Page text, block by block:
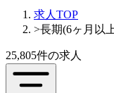
求人TOP
>長期(6ヶ月以
25,805件の求人